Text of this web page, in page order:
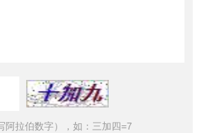
阿拉伯数字），如：三加四=7